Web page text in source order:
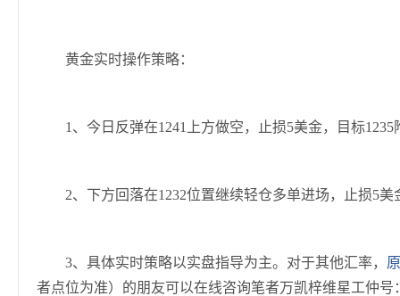
黄金实时操作策略：
1、今日反弹在1241上方做空，止损5美金，目标1235
2、下方回落在1232位置继续轻仓多单进场，止损5美
3、具体实时策略以实盘指导为主。对于其他汇率，
者点位为准）的朋友可以在线咨询笔者万凯梓维星工仲